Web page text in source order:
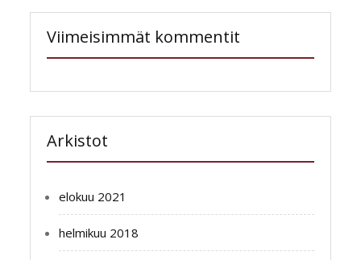
Viimeisimmät kommentit
Arkistot
elokuu 2021
helmikuu 2018